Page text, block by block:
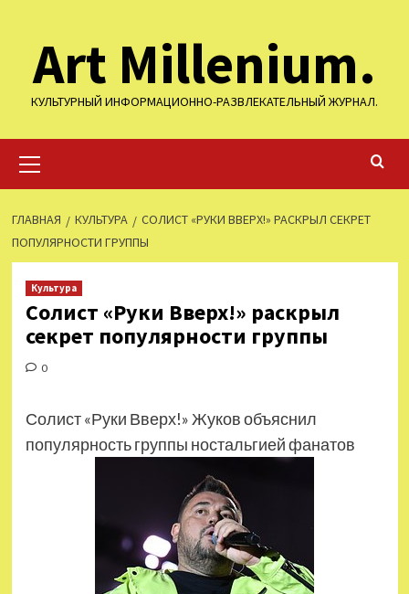
содержимому
Art Millenium.
КУЛЬТУРНЫЙ ИНФОРМАЦИОННО-РАЗВЛЕКАТЕЛЬНЫЙ ЖУРНАЛ.
меню
ГЛАВНАЯ КУЛЬТУРА
СОЛИСТ «РУКИ ВВЕРХ!» РАСКРЫЛ СЕКРЕТ
ПОПУЛЯРНОСТИ ГРУППЫ
Культура
Солист «Руки Вверх!» раскрыл
секрет популярности группы
0
Солист «Руки Вверх!» Жуков объяснил
популярность группы ностальгией фанатов